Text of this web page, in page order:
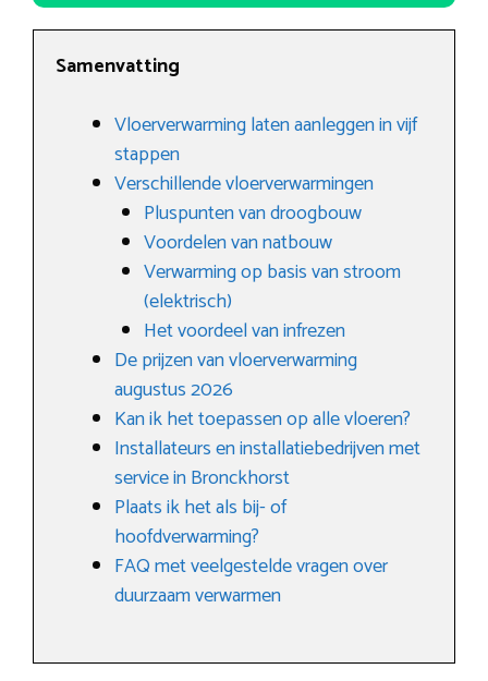
Samenvatting
Vloerverwarming laten aanleggen in vijf
stappen
Verschillende vloerverwarmingen
Pluspunten van droogbouw
Voordelen van natbouw
Verwarming op basis van stroom
(elektrisch)
Het voordeel van infrezen
De prijzen van vloerverwarming
augustus 2026
Kan ik het toepassen op alle vloeren?
Installateurs en installatiebedrijven met
service in Bronckhorst
Plaats ik het als bij- of
hoofdverwarming?
FAQ met veelgestelde vragen over
duurzaam verwarmen